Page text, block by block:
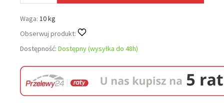
Waga: 10 kg
Obserwuj produkt:
Dostępność: Dostępny (wysyłka do 48h)